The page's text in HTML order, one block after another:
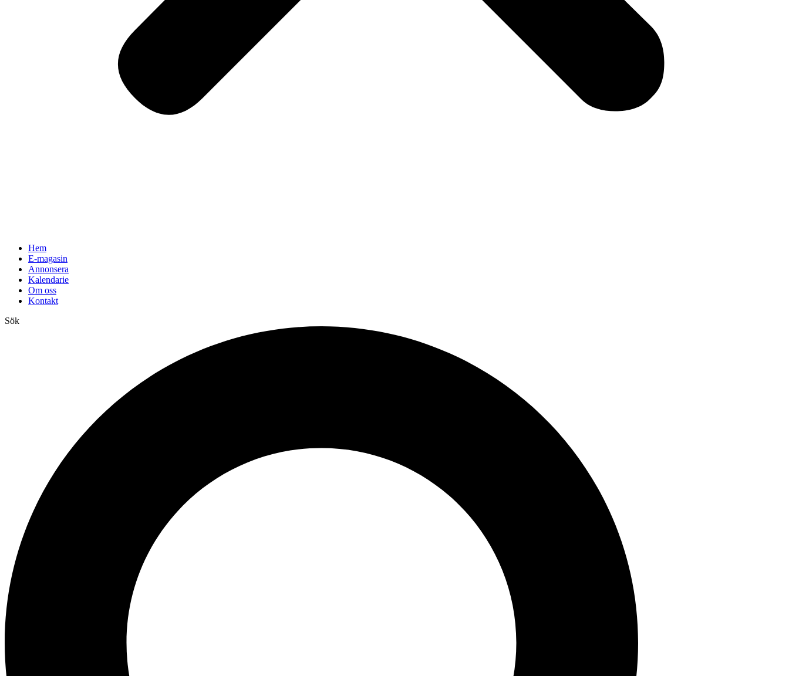
Hem
E-magasin
Annonsera
Kalendarie
Om oss
Kontakt
Sök